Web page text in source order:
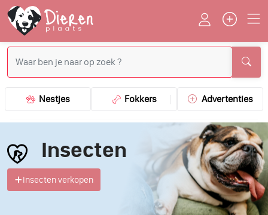
Nestjes Fokkers Advertenties
Insecten
Insecten verkopen